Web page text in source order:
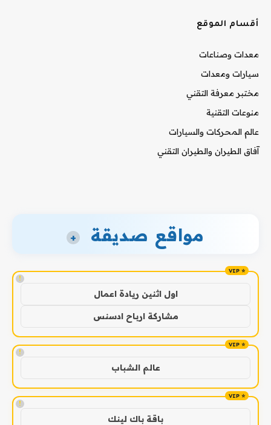
أقسام الموقع
معدات وصناعات
سيارات ومعدات
مختبر معرفة التقني
منوعات التقنية
عالم المحركات والسيارات
آفاق الطيران والطيران التقني
مواقع صديقة +
!
اول اثنين ريادة اعمال
مشاركة ارباح ادسنس
!
عالم الشباب
!
باقة باك لينك